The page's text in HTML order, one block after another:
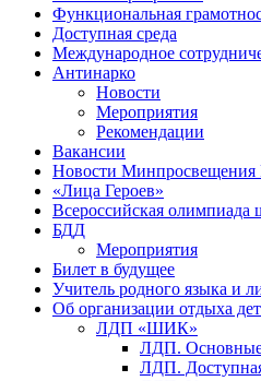
Функциональная
Доступная среда
Международное
Антинарко
Новости
Мероприятия
Рекомендации
Вакансии
Новости Минпросвещения
«Лица Героев»
Всероссийская олимпиада
БДД
Мероприятия
Билет в будущее
Учитель родного языка и
Об организации отдыха
ЛДП «ШИК»
ЛДП. Основные
ЛДП.